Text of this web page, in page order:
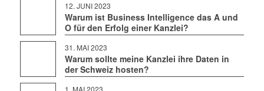
12. JUNI 2023
Warum ist Business Intelligence das A und
O für den Erfolg einer Kanzlei?
31. MAI 2023
Warum sollte meine Kanzlei ihre Daten in
der Schweiz hosten?